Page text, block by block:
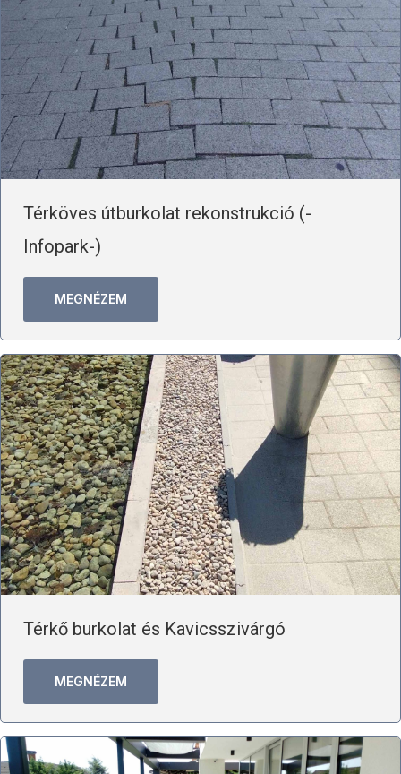
Térköves útburkolat rekonstrukció (-
Infopark-)
MEGNÉZEM
Térkő burkolat és Kavicsszivárgó
MEGNÉZEM